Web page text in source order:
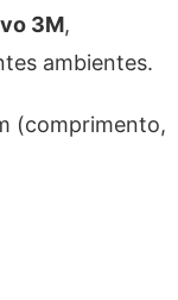
3M,
ambientes.
(comprimento,